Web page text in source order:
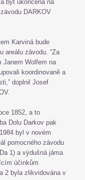
být ukončena na
DARKOV
Karviná bude
areálu závodu. “Za
Janem Wolfem na
koordinovaně a
doplnil Josef
1852, a to
Dolu Darkov pak
byl v novém
pomocného závodu
1) a výdušná jáma
účinkům
2 byla zlikvidována v